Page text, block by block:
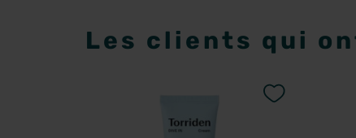
Les clients qui